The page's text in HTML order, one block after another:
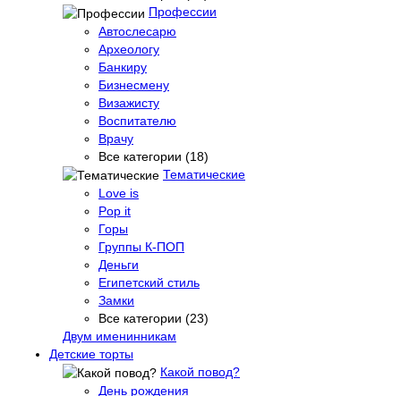
Профессии
Автослесарю
Археологу
Банкиру
Бизнесмену
Визажисту
Воспитателю
Врачу
Все категории (18)
Тематические
Love is
Pop it
Горы
Группы К-ПОП
Деньги
Египетский стиль
Замки
Все категории (23)
Двум именинникам
Детские торты
Какой повод?
День рождения